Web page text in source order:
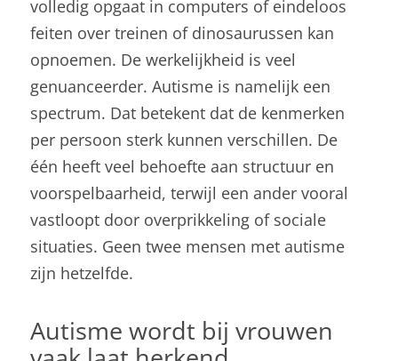
volledig opgaat in computers of eindeloos
feiten over treinen of dinosaurussen kan
opnoemen. De werkelijkheid is veel
genuanceerder. Autisme is namelijk een
spectrum. Dat betekent dat de kenmerken
per persoon sterk kunnen verschillen. De
één heeft veel behoefte aan structuur en
voorspelbaarheid, terwijl een ander vooral
vastloopt door overprikkeling of sociale
situaties. Geen twee mensen met autisme
zijn hetzelfde.
Autisme wordt bij vrouwen